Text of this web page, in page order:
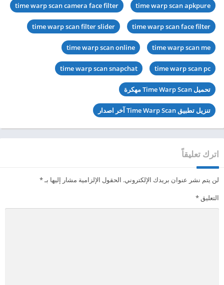
time warp scan apkpure
time warp scan camera face filter
time warp scan face filter
time warp scan filter slider
time warp scan me
time warp scan online
time warp scan pc
time warp scan snapchat
تحميل Time Warp Scan مهكرة
تنزيل تطبيق Time Warp Scan آخر اصدار
اترك تعليقاً
لن يتم نشر عنوان بريدك الإلكتروني. الحقول الإلزامية مشار إليها بـ*
التعليق*